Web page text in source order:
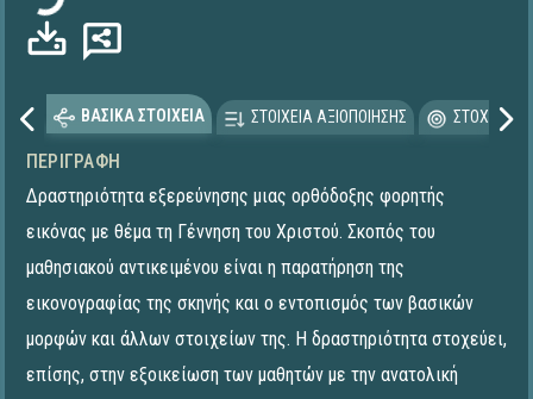
ΒΑΣΙΚΑ ΣΤΟΙΧΕΙΑ ΣΤΟΙΧΕΙΑ ΑΞΙΟΠΟΙΗΣΗΣ
ΠΕΡΙΓΡΑΦΉ
Δραστηριότητα εξερεύνησης μιας ορθόδοξης φορητής
εικόνας με θέμα τη Γέννηση του Χριστού. Σκοπός του
μαθησιακού αντικειμένου είναι η παρατήρηση της
εικονογραφίας της σκηνής και ο εντοπισμός των βασικών
μορφών και άλλων στοιχείων της. Η δραστηριότητα στοχεύει,
επίσης, στην εξοικείωση των μαθητών με την ανατολική